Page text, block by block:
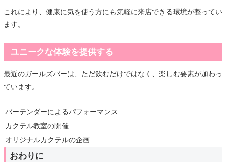
これにより、健康に気を使う方にも気軽に来店できる環境が整ってい
ます。
ユニークな体験を提供する
最近のガールズバーは、ただ飲むだけではなく、楽しむ要素が加わっ
ています。
バーテンダーによるパフォーマンス
カクテル教室の開催
オリジナルカクテルの企画
おわりに